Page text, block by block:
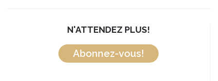
N'ATTENDEZ PLUS!
Abonnez-vous!